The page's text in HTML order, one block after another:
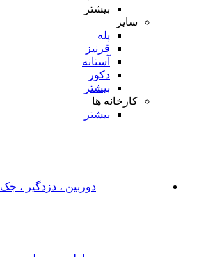
بیشتر
سایر
پله
قرنیز
آستانه
دکور
بیشتر
کارخانه ها
بیشتر
دوربین ، دزدگیر ، جک